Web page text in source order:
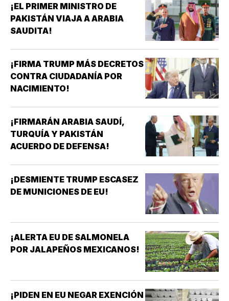
¡EL PRIMER MINISTRO DE
PAKISTÁN VIAJA A ARABIA
SAUDITA!
¡FIRMA TRUMP MÁS DECRETOS
CONTRA CIUDADANÍA POR
NACIMIENTO!
¡FIRMARÁN ARABIA SAUDÍ,
TURQUÍA Y PAKISTÁN
ACUERDO DE DEFENSA!
¡DESMIENTE TRUMP ESCASEZ
DE MUNICIONES DE EU!
¡ALERTA EU DE SALMONELA
POR JALAPEÑOS MEXICANOS!
¡PIDEN EN EU NEGAR EXENCIÓN